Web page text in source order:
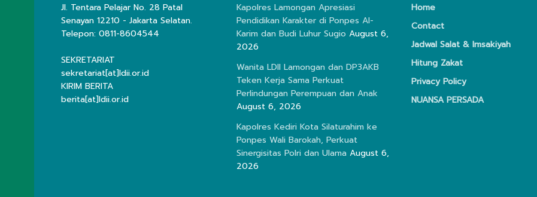
Jl. Tentara Pelajar No. 28 Patal
Senayan 12210 - Jakarta Selatan.
Telepon: 0811-8604544
SEKRETARIAT
sekretariat[at]ldii.or.id
KIRIM BERITA
berita[at]ldii.or.id
Kapolres Lamongan Apresiasi
Pendidikan Karakter di Ponpes Al-
Karim dan Budi Luhur Sugio August 6,
2026
Wanita LDII Lamongan dan DP3AKB
Teken Kerja Sama Perkuat
Perlindungan Perempuan dan Anak
August 6, 2026
Kapolres Kediri Kota Silaturahim ke
Ponpes Wali Barokah, Perkuat
Sinergisitas Polri dan Ulama August 6,
2026
Home
Contact
Jadwal Salat & Imsakiyah
Hitung Zakat
Privacy Policy
NUANSA PERSADA